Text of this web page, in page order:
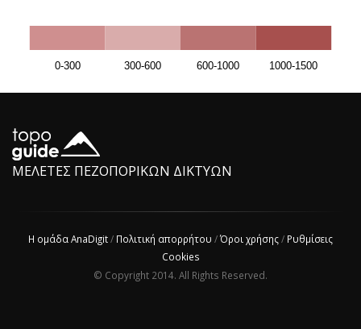
0-300 300-600 600-1000 1000-1500
iOS
88 διαδρομές
ΜΕΛΕΤΕΣ ΠΕΖΟΠΟΡΙΚΩΝ ΔΙΚΤΥΩΝ
Η ομάδα AnaDigit/ Πολιτική απορρήτου /Όροι χρήσης/ Ρυθμίσεις
Cookies
© Copyright 2014. All Rights Reserved.